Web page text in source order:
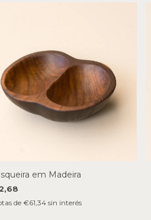
em Madeira
de €61,34 sin interés